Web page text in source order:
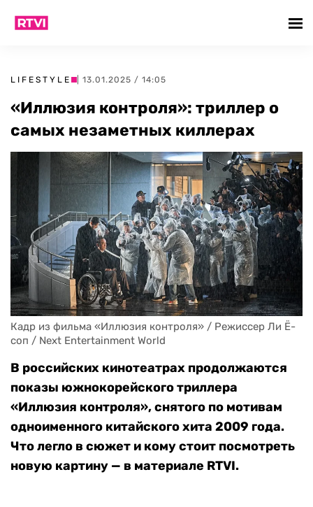
LIFESTYLE | 13.01.2025 / 14:05
«Иллюзия контроля»: триллер о
самых незаметных киллерах
Кадр из фильма «Иллюзия контроля» / Режиссер Ли Ё-
соп / Next Entertainment World
В российских кинотеатрах продолжаются
показы южнокорейского триллера
«Иллюзия контроля», снятого по мотивам
одноименного китайского хита 2009 года.
Что легло в сюжет и кому стоит посмотреть
новую картину — в материале RTVI.